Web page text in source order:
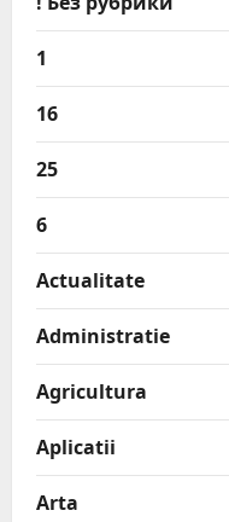
1
16
25
6
Actualitate
Administratie
Agricultura
Aplicatii
Arta